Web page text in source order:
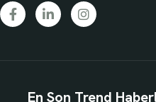
En Son Trend